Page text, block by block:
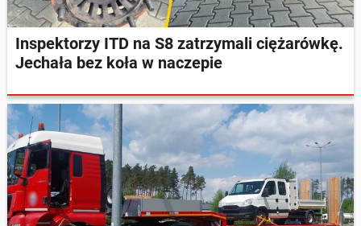
Inspektorzy ITD na S8 zatrzymali ciężarówkę.
Jechała bez koła w naczepie